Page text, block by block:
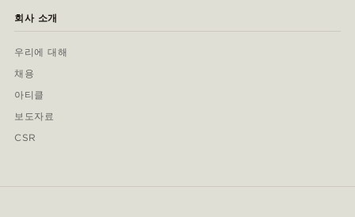
회사 소개
우리에 대해
채용
아티클
보도자료
CSR